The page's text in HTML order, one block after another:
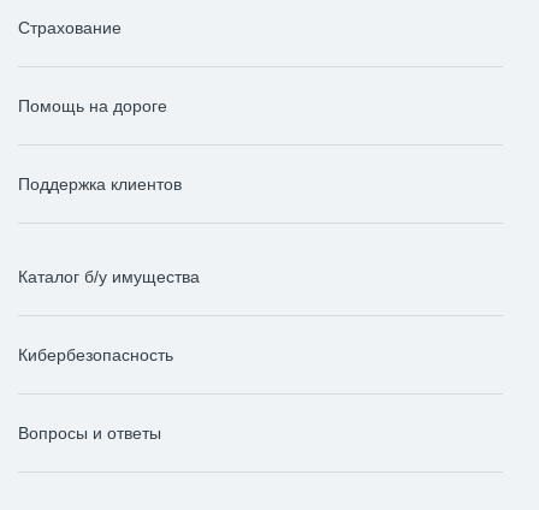
Страхование
Помощь на дороге
Поддержка клиентов
Каталог б/у имущества
Кибербезопасность
Вопросы и ответы